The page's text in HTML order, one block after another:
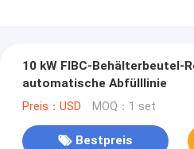
10 kW FIBC-Behälterbeutel-
automatische Abfülllinie
Preis：USD MOQ：1 set
Bestpreis